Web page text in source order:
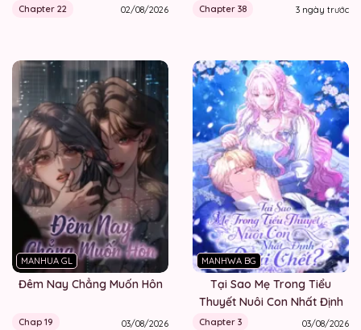
Chapter 22
02/08/2026
Chapter 38
3 ngày trước
MANHUA GL
Đêm Nay Chẳng Muốn Hôn
Chap 19
03/08/2026
MANHWA BG
Tại Sao Mẹ Trong Tiểu
Thuyết Nuôi Con Nhất Định
Chapter 3
03/08/2026